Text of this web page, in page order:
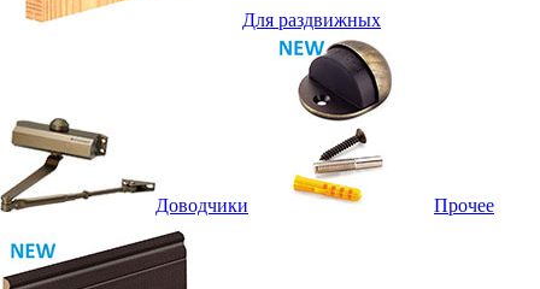
Для раздвижных
Доводчики Прочее